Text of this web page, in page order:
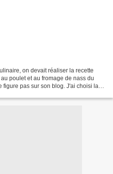
on devait réaliser la recette
poulet et au fromage de nass du
figure pas sur son blog. J'ai choisi la